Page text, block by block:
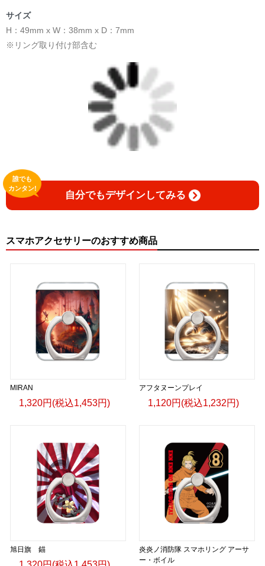
サイズ
H：49mm x W：38mm x D：7mm
※リング取り付け部含む
自分でもデザインしてみる
誰でも
カンタン!
スマホアクセサリーのおすすめ商品
MIRAN
1,320円(税込1,453円)
アフタヌーンプレイ
1,120円(税込1,232円)
旭日旗 錨
炎炎ノ消防隊 スマホリング アーサ
ー・ボイル